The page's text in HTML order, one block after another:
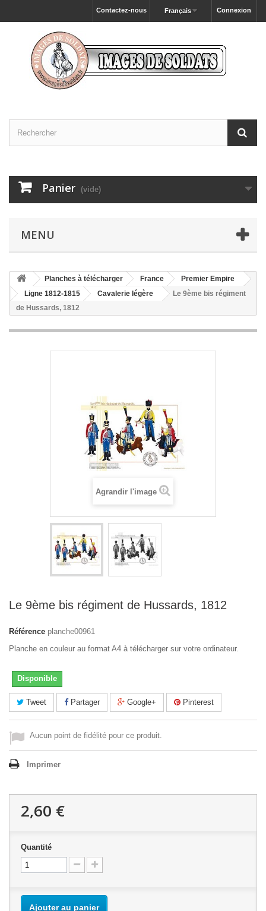
Connexion
Français
Contactez-nous
Panier (vide)
MENU
Planches à télécharger France
Premier Empire
Ligne 1812-1815
Cavalerie légère
Le 9ème bis régiment
de Hussards, 1812
Agrandir l'image
Le 9ème bis régiment de Hussards, 1812
Référence planche00961
Planche en couleur au format A4 à télécharger sur votre ordinateur.
Disponible
Tweet Partager Google+ Pinterest
Aucun point de fidélité pour ce produit.
Imprimer
2,60 €
Quantité
Ajouter au panier